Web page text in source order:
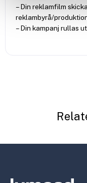
– Din reklamfilm
reklambyrå/
– Din kampanj rullas